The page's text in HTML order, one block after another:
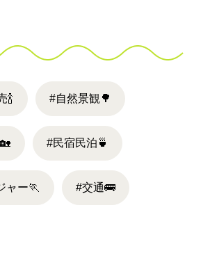
🍾 #自然景観🌳
🏡 #民宿民泊 🍵
ャー🏃 #交通🚌